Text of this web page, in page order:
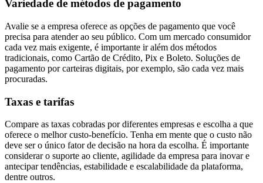
Variedade de métodos de pagamento
Avalie se a empresa oferece as opções de pagamento que você
precisa para atender ao seu público. Com um mercado consumidor
cada vez mais exigente, é importante ir além dos métodos
tradicionais, como Cartão de Crédito, Pix e Boleto. Soluções de
pagamento por carteiras digitais, por exemplo, são cada vez mais
procuradas.
Taxas e tarifas
Compare as taxas cobradas por diferentes empresas e escolha a que
oferece o melhor custo-benefício. Tenha em mente que o custo não
deve ser o único fator de decisão na hora da escolha. É importante
considerar o suporte ao cliente, agilidade da empresa para inovar e
antecipar tendências, estabilidade e escalabilidade da plataforma,
dentre outros.